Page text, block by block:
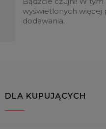
wyświetlonych
dodawania.
DLA KUPUJĄCYCH